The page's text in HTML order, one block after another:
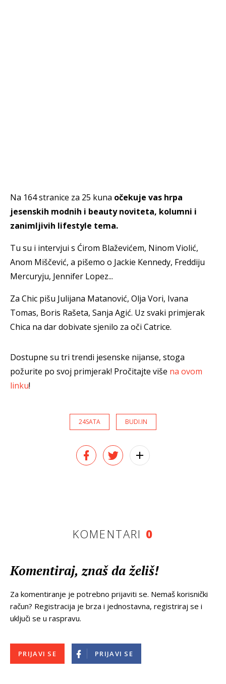
Na 164 stranice za 25 kuna očekuje vas hrpa
jesenskih modnih i beauty noviteta, kolumni i
zanimljivih lifestyle tema.
Tu su i intervjui s Ćirom Blaževićem, Ninom Violić,
Anom Miščević, a pišemo o Jackie Kennedy, Freddiju
Mercuryju, Jennifer Lopez...
Za Chic pišu Julijana Matanović, Olja Vori, Ivana
Tomas, Boris Rašeta, Sanja Agić. Uz svaki primjerak
Chica na dar dobivate sjenilo za oči Catrice.
Dostupne su tri trendi jesenske nijanse, stoga
požurite po svoj primjerak! Pročitajte više na ovom
linku!
24SATA BUDI.IN
KOMENTARI 0
Komentiraj, znaš da želiš!
Za komentiranje je potrebno prijaviti se. Nemaš korisnički
račun? Registracija je brza i jednostavna, registriraj se i
uključi se u raspravu.
PRIJAVI SE PRIJAVI SE